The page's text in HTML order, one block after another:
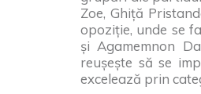
Zoe, Ghiță
opoziție, unde se
și Agamemnon
reușește să se
excelează prin